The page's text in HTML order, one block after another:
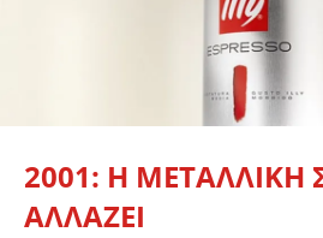
2001: Η ΜΕΤΑΛΛΙΚΗ
ΑΛΛΑΖΕΙ